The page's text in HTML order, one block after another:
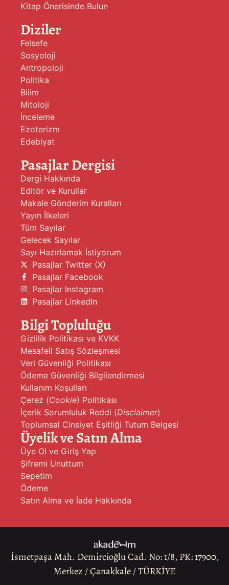
Kitap Önerisinde Bulun
Diziler
Felsefe
Sosyoloji
Antropoloji
Politika
Bilim
Mitoloji
İnceleme
Ezoterizm
Edebiyat
Pasajlar Dergisi
Dergi Hakkında
Editör ve Kurullar
Makale Gönderim Kuralları
Yayın İlkeleri
Tüm Sayılar
Gelecek Sayılar
Sayı Hazırlamak İstiyorum
Pasajlar Twitter (X)
Pasajlar Facebook
Pasajlar Instagram
Pasajlar LinkedIn
Bilgi Topluluğu
Gizlilik Politikası ve KVKK
Mesafeli Satış Sözleşmesi
Veri Güvenliği Politikası
Ödeme Güvenliği Bilgilendirmesi
Kullanım Koşulları
Çerez (Cookie) Politikası
İçerik Sorumluluk Reddi (Disclaimer)
Toplumsal Cinsiyet Eşitliği Tutum Belgesi
Üyelik ve Satın Alma
Üye Ol ve Giriş Yap
Şifremi Unuttum
Sepetim
Ödeme
Satın Alma ve İade Hakkında
İsmetpaşa Mah. Demircioğlu Cad. No: 1/8, PK: 17900,
Merkez / Çanakkale / TÜRKİYE